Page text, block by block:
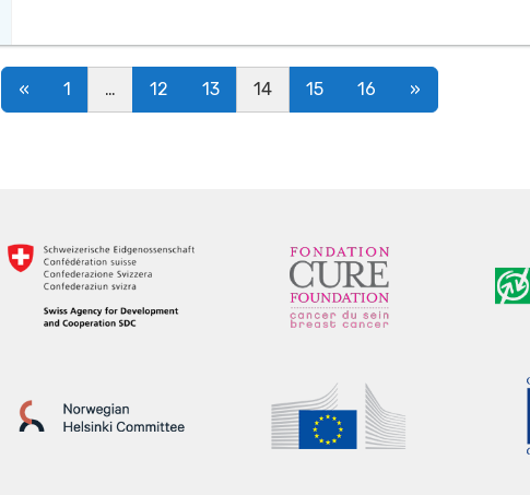
Posts navigation
« 1 … 12 13 14 15 16 »